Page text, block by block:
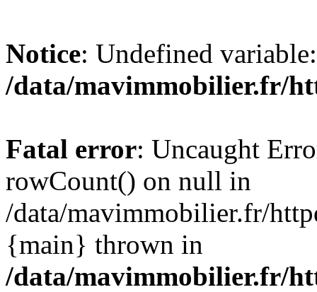
Notice: Undefined
/data/mavimmobilier.fr/
Fatal error: Uncaught
rowCount() on null in
/data/mavimmobilier.fr/
{main} thrown in
/data/mavimmobilier.fr/